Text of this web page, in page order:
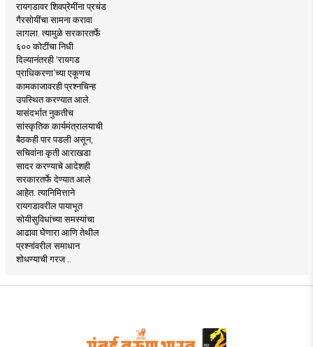
रायगडावर शिवप्रेमींना प्रचंड
गैरसोयींचा सामना करावा
लागला. त्यामुळे सरकारतर्फे
६०० कोटींचा निधी
दिल्यानंतरही ‘रायगड
प्राधिकरणा’च्या एकूणच
कामकाजावरही प्रश्नचिन्ह
उपस्थित करण्यात आले.
यासंदर्भात नुकतीच
सांस्कृतिक कार्यमंत्रालयाची
बैठकही पार पडली असून,
सचिवांना कृती आराखडा
सादर करण्याचे आदेशही
सरकारतर्फे देण्यात आले
आहेत. त्यानिमित्ताने
रायगडावरील पायाभूत
सोयीसुविधांच्या समस्यांचा
आढावा घेणारा आणि तेथील
प्रश्नांवरील समाधान
शोधण्याची गरज ..